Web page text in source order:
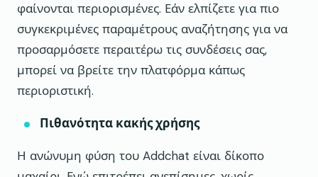
φαίνονται περιορισμένες. Εάν ελπίζετε για πιο
συγκεκριμένες παραμέτρους αναζήτησης για να
προσαρμόσετε περαιτέρω τις συνδέσεις σας,
μπορεί να βρείτε την πλατφόρμα κάπως
περιοριστική.
Πιθανότητα κακής χρήσης
Η ανώνυμη φύση του Addchat είναι δίκοπο